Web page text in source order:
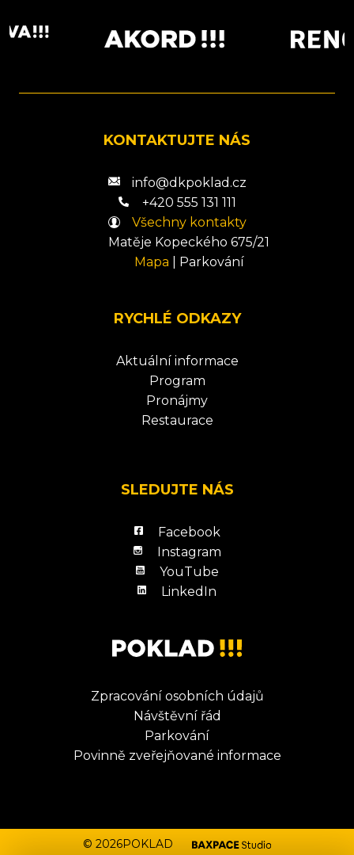
KONTAKTUJTE NÁS
info@dkpoklad.cz
+420 555 131 111
Všechny kontakty
Matěje Kopeckého 675/21
Mapa
Parkování
RYCHLÉ ODKAZY
Aktuální informace
Program
Pronájmy
Restaurace
SLEDUJTE NÁS
Facebook
Instagram
YouTube
LinkedIn
Zpracování osobních údajů
Návštěvní řád
Parkování
Povinně zveřejňované informace
© 2026POKLAD